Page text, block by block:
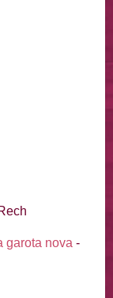
garota nova -